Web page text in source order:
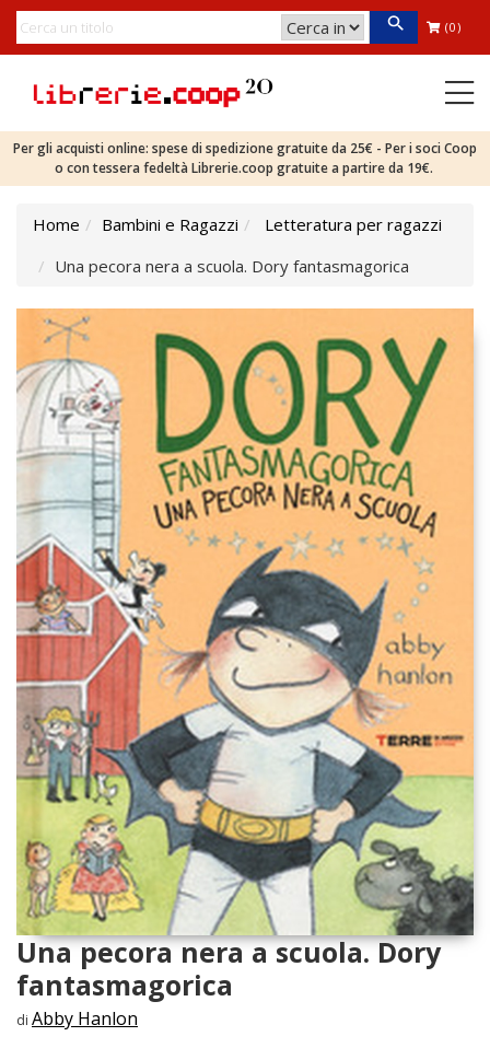
(0)
Per gli acquisti online: spese di spedizione gratuite da 25€ - Per i soci Coop
o con tessera fedeltà Librerie.coop gratuite a partire da 19€.
Home Bambini e Ragazzi
Letteratura per ragazzi
Una pecora nera a scuola. Dory fantasmagorica
Una pecora nera a scuola. Dory
fantasmagorica
di Abby Hanlon